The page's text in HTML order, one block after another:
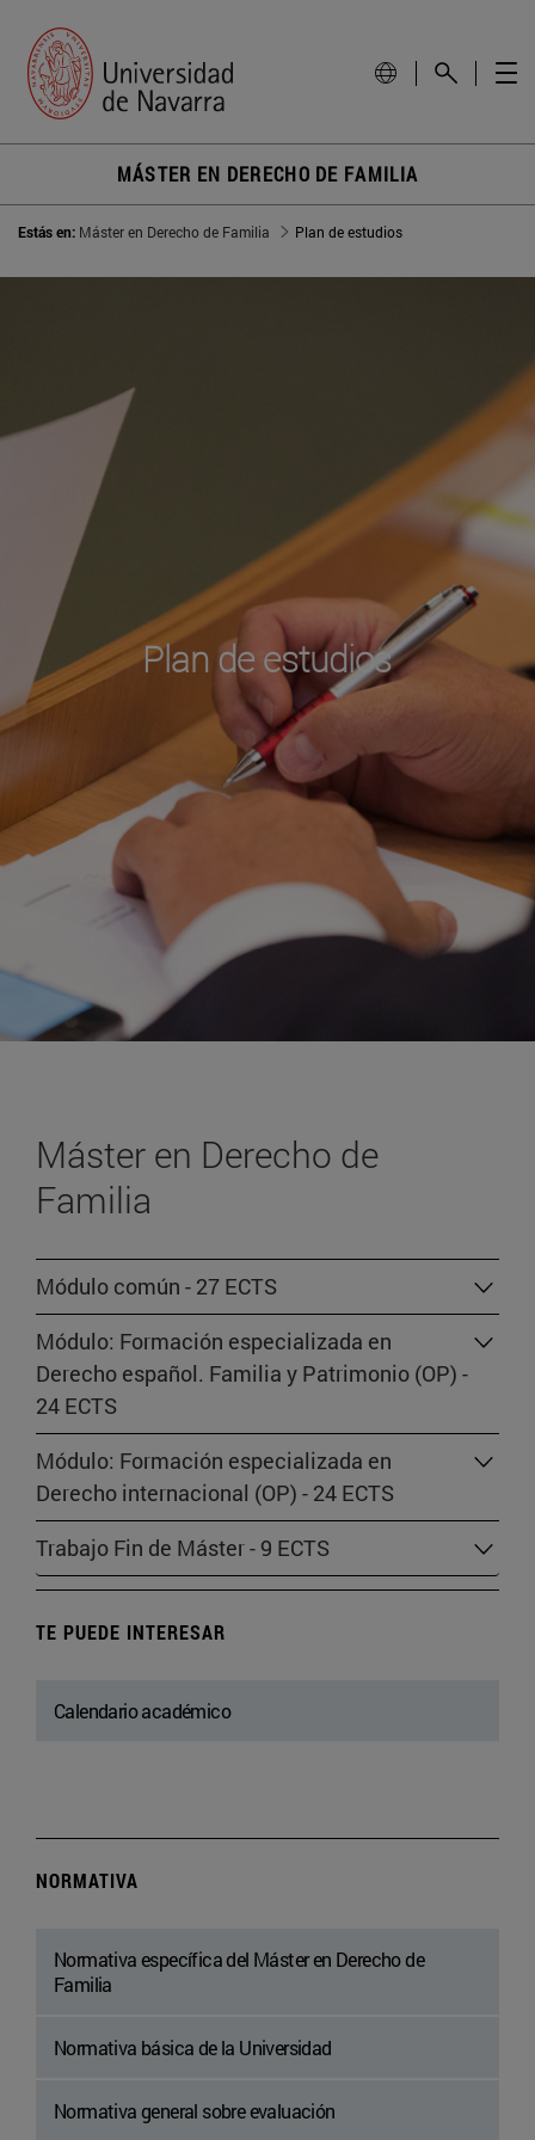
MÁSTER EN DERECHO DE FAMILIA
Estás en: Máster en Derecho de Familia Plan de estudios
Plan de estudios
Máster en Derecho de
Familia
Módulo común - 27 ECTS
Módulo: Formación especializada en
Derecho español. Familia y Patrimonio (OP) -
24 ECTS
Módulo: Formación especializada en
Derecho internacional (OP) - 24 ECTS
Trabajo Fin de Máster - 9 ECTS
TE PUEDE INTERESAR
Calendario académico
NORMATIVA
Normativa específica del Máster en Derecho de
Familia
Normativa básica de la Universidad
Normativa general sobre evaluación